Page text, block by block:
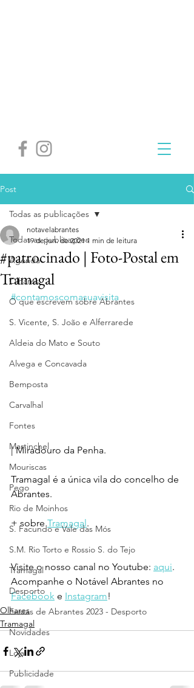
Post
Todas as publicações
Agenda
Olhares
O que escrevem sobre Abrantes
S. Vicente, S. João e Alferrarede
Aldeia do Mato e Souto
Alvega e Concavada
Bemposta
Carvalhal
Fontes
Martinchel
Mouriscas
Pego
Rio de Moinhos
S. Facundo e Vale das Mós
S.M. Rio Torto e Rossio S. do Tejo
Tramagal
Desporto
Festas de Abrantes 2023 - Desporto
Novidades
Loja
Publicidade
Todas as publicações
#patrocinado | Foto-Postal em
Tramagal
notavelabrantes
19 de jun. de 2021 1 min de leitura
#contamoscomasuavisita
| Miradouro da Penha.
Tramagal é a única vila do concelho de
Abrantes.
+ sobre Tramagal.
Visite o nosso canal no Youtube: aqui.
Acompanhe o Notável Abrantes no
Facebook e Instagram!
Olhares
Tramagal